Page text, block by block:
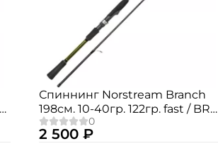
Спиннинг Norstream Branch
198см. 10-40гр. 122гр. fast / BRS-
662MH
2 500 ₽